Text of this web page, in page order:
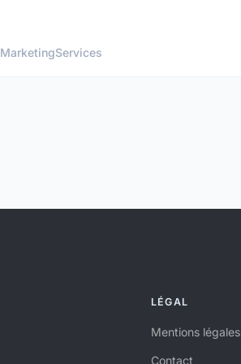
MarketingServices
LÉGAL
Mentions légales
Contact